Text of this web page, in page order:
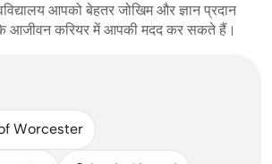
आपको बेहतर जोखिम और ज्ञान प्रदान
आजीवन करियर में आपकी मदद कर सकते हैं।
Worcester